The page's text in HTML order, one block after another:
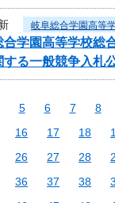
岐阜総合学園高等
学園高等学校総
る一般競争入札
5 6 7 8
16 17 18
26 27 28
36 37 38